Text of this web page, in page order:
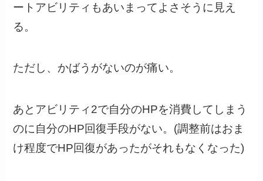
ートアビリティもあいまってよさそうに見え
る。
ただし、かばうがないのが痛い。
あとアビリティ2で自分のHPを消費してしまう
のに自分のHP回復手段がない。(調整前はおま
け程度でHP回復があったがそれもなくなった)